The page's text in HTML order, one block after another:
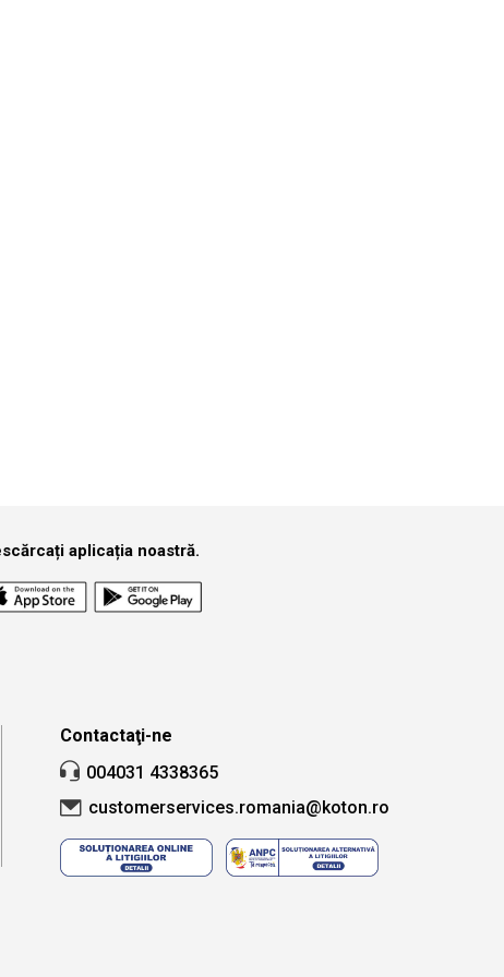
aplicația noastră.
Contactaţi-ne
004031 4338365
customerservices.romania@koton.ro